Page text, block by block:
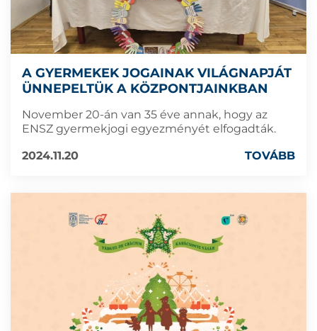
A GYERMEKEK JOGAINAK VILÁGNAPJÁT
ÜNNEPELTÜK A KÖZPONTJAINKBAN
November 20-án van 35 éve annak, hogy az
ENSZ gyermekjogi egyezményét elfogadták.
2024.11.20
TOVÁBB